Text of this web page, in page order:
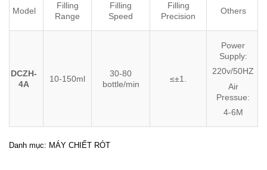
Model
Filling
Range
Filling
Speed
Filling
Precision
Others
DCZH-
4A
10-150ml
30-80
bottle/min
≤±1.
Power
Supply:
220v/50HZ
Air
Pressue:
4-6M
Danh mục: MÁY CHIẾT RÓT